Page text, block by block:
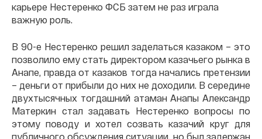
карьере Нестеренко ФСБ затем не раз играла
важную роль.
В 90-е Нестеренко решил заделаться казаком – это
позволило ему стать директором казачьего рынка в
Анапе, правда от казаков тогда начались претензии
– деньги от прибыли до них не доходили. В середине
двухтысячных тогдашний атаман Анапы Александр
Матеркин стал задавать Нестеренко вопросы по
этому поводу и хотел созвать казачий круг для
публичного обсуждения ситуации, но был задержан